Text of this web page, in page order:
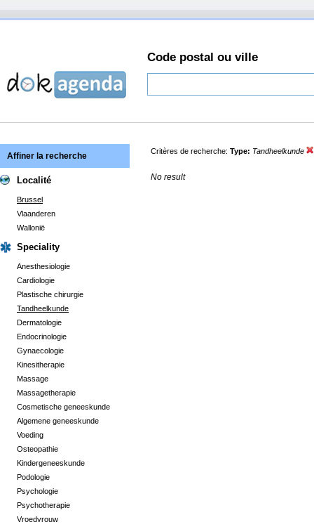
Code postal ou ville
Affiner la recherche
Localité
Brussel
Vlaanderen
Wallonië
Speciality
Anesthesiologie
Cardiologie
Plastische chirurgie
Tandheelkunde
Dermatologie
Endocrinologie
Gynaecologie
Kinesitherapie
Massage
Massagetherapie
Cosmetische geneeskunde
Algemene geneeskunde
Voeding
Osteopathie
Kindergeneeskunde
Podologie
Psychologie
Psychotherapie
Vroedvrouw
Critères de recherche: Type: Tandheelkunde
No result